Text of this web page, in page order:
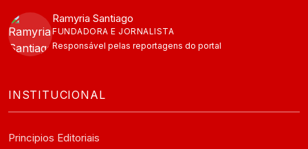
Ramyria Santiago
FUNDADORA E JORNALISTA
Responsável pelas reportagens do portal
INSTITUCIONAL
Principios Editoriais